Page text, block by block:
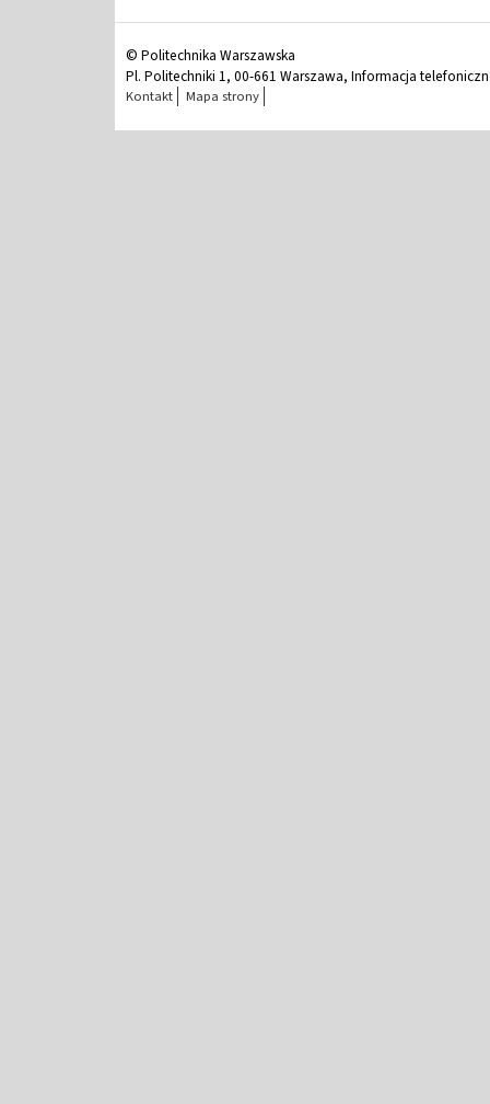
© Politechnika Warszawska
Pl. Politechniki 1, 00-661 Warszawa, Informacja
Kontakt Mapa strony